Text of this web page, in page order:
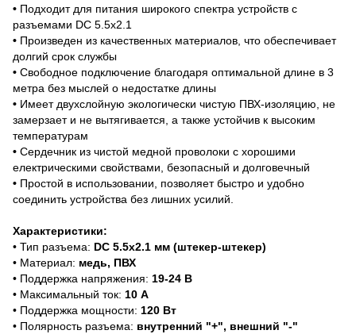
• Подходит для питания широкого спектра устройств с
разъемами DC 5.5x2.1
• Произведен из качественных материалов, что обеспечивает
долгий срок службы
• Свободное подключение благодаря оптимальной длине в 3
метра без мыслей о недостатке длины
• Имеет двухслойную экологически чистую ПВХ-изоляцию, не
замерзает и не вытягивается, а также устойчив к высоким
температурам
• Сердечник из чистой медной проволоки с хорошими
електрическими свойствами, безопасный и долговечный
• Простой в использовании, позволяет быстро и удобно
соединить устройства без лишних усилий.
Характеристики:
• Тип разъема: DC 5.5x2.1 мм (штекер-штекер)
• Материал: медь, ПВХ
• Поддержка напряжения: 19-24 В
• Максимальный ток: 10 A
• Поддержка мощности: 120 Вт
• Полярность разъема: внутренний "+", внешний "-"